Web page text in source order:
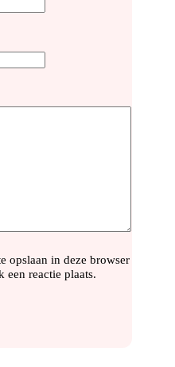
opslaan in deze browser
een reactie plaats.